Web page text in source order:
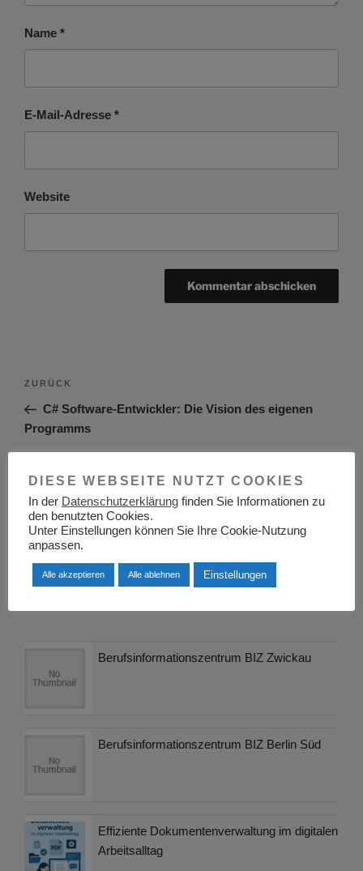
Name *
E-Mail-Adresse *
Website
Beitragsnavigation
Vorheriger
Beitrag
ZURÜCK
C# Software-Entwickler: Die Vision des eigenen
Programms
Beitrag
Rheinland International School
Suchen
Berufsinformationszentrum BIZ Zwickau
Berufsinformationszentrum BIZ Berlin Süd
Effiziente Dokumentenverwaltung im digitalen
Arbeitsalltag
DIESE WEBSEITE NUTZT COOKIES
In der Datenschutzerklärung finden Sie Informationen zu
den benutzten Cookies.
Unter Einstellungen können Sie Ihre Cookie-Nutzung
anpassen.
Alle akzeptieren Alle ablehnen Einstellungen